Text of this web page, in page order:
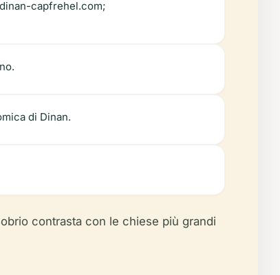
capfrehel.com;
di Dinan.
contrasta con le chiese più grandi